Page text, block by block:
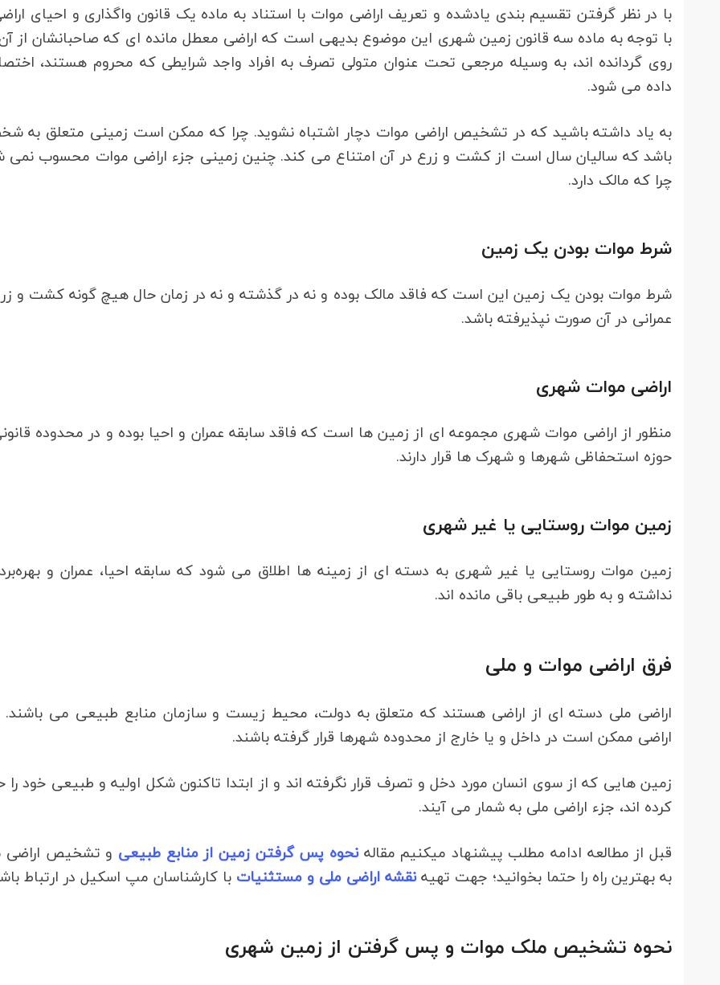
با در نظر گرفتن تقسیم بندی یادشده و تعریف اراضی موات با استناد به ماده یک قانون واگذاری و احیای
با توجه به ماده سه قانون زمین شهری این موضوع بدیهی است که اراضی معطل مانده ای که صاحبانشان از
روی گردانده اند، به وسیله مرجعی تحت عنوان متولی تصرف به افراد واجد شرایطی که محروم هستند،
داده می شود.
به یاد داشته باشید که در تشخیص اراضی موات دچار اشتباه نشوید. چرا که ممکن است زمینی متعلق به
باشد که سالیان سال است از کشت و زرع در آن امتناع می کند. چنین زمینی جزء اراضی موات محسوب نمی
چرا که مالک دارد.
شرط موات بودن یک زمین
شرط موات بودن یک زمین این است که فاقد مالک بوده و نه در گذشته و نه در زمان حال هیچ گونه کشت و
عمرانی در آن صورت نپذیرفته باشد.
اراضی موات شهری
منظور از اراضی موات شهری مجموعه ای از زمین ها است که فاقد سابقه عمران و احیا بوده و در محدوده
حوزه استحفاظی شهرها و شهرک ها قرار دارند.
زمین موات روستایی یا غیر شهری
زمین موات روستایی یا غیر شهری به دسته ای از زمینه ها اطلاق می شود که سابقه احیا، عمران و
نداشته و به طور طبیعی باقی مانده اند.
فرق اراضی موات و ملی
اراضی ملی دسته ای از اراضی هستند که متعلق به دولت، محیط زیست و سازمان منابع طبیعی می باشند.
اراضی ممکن است در داخل و یا خارج از محدوده شهرها قرار گرفته باشند.
زمین هایی که از سوی انسان مورد دخل و تصرف قرار نگرفته اند و از ابتدا تاکنون شکل اولیه و طبیعی خود را
کرده اند، جزء اراضی ملی به شمار می آیند.
قبل از مطالعه ادامه مطلب پیشنهاد میکنیم مقالهنحوه پس گرفتن زمین از منابع طبیعی و تشخیص اراضی
به بهترین راه را حتما بخوانید؛ جهت تهیهنقشه اراضی ملی و مستثنیات با کارشناسان مپ اسکیل در ارتباط
نحوه تشخیص ملک موات و پس گرفتن از زمین شهری